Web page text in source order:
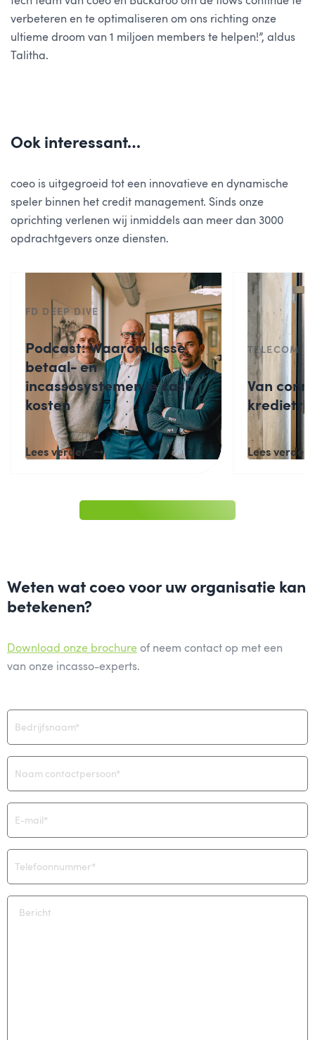
verbeteren en te optimaliseren om ons richting onze
ultieme droom van 1 miljoen members te helpen!”, aldus
Talitha.
Ook interessant…
coeo is uitgegroeid tot een innovatieve en dynamische
speler binnen het credit management. Sinds onze
oprichting verlenen wij inmiddels aan meer dan 3000
opdrachtgevers onze diensten.
FD DEEP DIVE
Podcast: Waarom losse
betaal- en
incassosystemen je cash
kosten
Lees verder
TELECOM
Van
Lees verder
Weten wat coeo voor uw organisatie kan
betekenen?
Download onze brochure of neem contact op met een
van onze incasso-experts.